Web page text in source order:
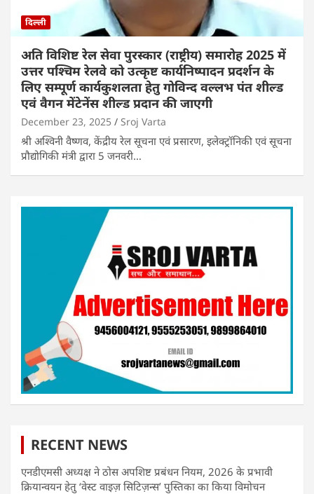
दिल्ली
अति विशिष्ट रेल सेवा पुरस्कार (राष्ट्रीय) समारोह 2025 में
उत्तर पश्चिम रेलवे को उत्कृष्ट कार्यनिष्पादन प्रदर्शन के
लिए सम्पूर्ण कार्यकुशलता हेतु गोविन्द वल्लभ पंत शील्ड
एवं वैगन मेंटेनेंस शील्ड प्रदान की जाएगी
December 23, 2025 Sroj Varta
श्री अश्विनी वैष्णव, केंद्रीय रेल सूचना एवं प्रसारण, इलेक्ट्रॉनिकी एवं सूचना
प्रौद्योगिकी मंत्री द्वारा 5 जनवरी…
RECENT NEWS
एनडीएमसी अध्यक्ष ने ठोस अपशिष्ट प्रबंधन नियम, 2026 के प्रभावी
क्रियान्वयन हेतु ‘वेस्ट वाइज़ सिटिज़न्स’ पुस्तिका का किया विमोचन